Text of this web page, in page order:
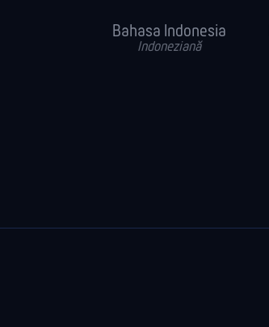
Bahasa Indonesia
Indoneziană